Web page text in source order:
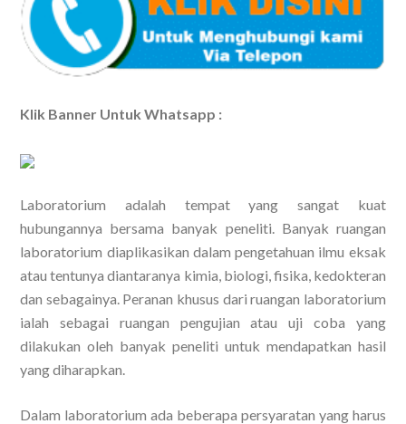
Klik Banner Untuk Whatsapp :
Laboratorium adalah tempat yang sangat kuat
hubungannya bersama banyak peneliti. Banyak ruangan
laboratorium diaplikasikan dalam pengetahuan ilmu eksak
atau tentunya diantaranya kimia, biologi, fisika, kedokteran
dan sebagainya. Peranan khusus dari ruangan laboratorium
ialah sebagai ruangan pengujian atau uji coba yang
dilakukan oleh banyak peneliti untuk mendapatkan hasil
yang diharapkan.
Dalam laboratorium ada beberapa persyaratan yang harus